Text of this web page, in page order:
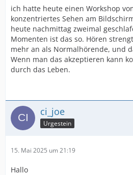
ich hatte heute einen Workshop
konzentriertes Sehen am
heute nachmittag zweimal
Momenten ist das so. Hören
mehr an als Normalhörende, und
Wenn man das akzeptieren kann
durch das Leben.
ci_joe
Urgestein
15. Mai 2025 um 21:19
Hallo